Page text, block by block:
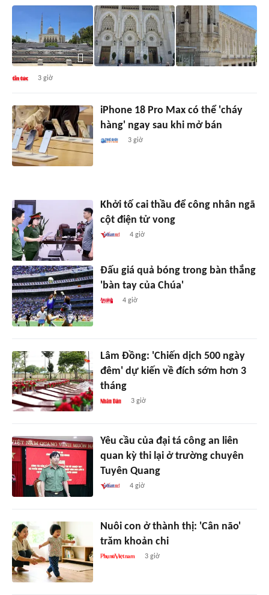
3 giờ
iPhone 18 Pro Max có thể 'cháy
hàng' ngay sau khi mở bán
3 giờ
Khởi tố cai thầu để công nhân ngã
cột điện tử vong
4 giờ
Đấu giá quả bóng trong bàn thắng
'bàn tay của Chúa'
4 giờ
Lâm Đồng: 'Chiến dịch 500 ngày
đêm' dự kiến về đích sớm hơn 3
tháng
3 giờ
Yêu cầu của đại tá công an liên
quan kỳ thi lại ở trường chuyên
Tuyên Quang
4 giờ
Nuôi con ở thành thị: 'Cân não'
trăm khoản chi
3 giờ